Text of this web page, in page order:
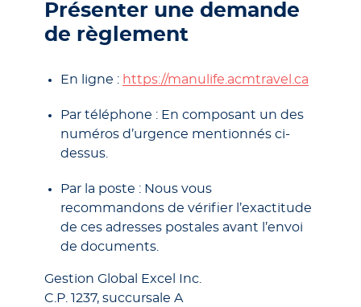
Présenter une demande
de règlement
En ligne : https://manulife.acmtravel.ca
Par téléphone : En composant un des
numéros d’urgence mentionnés ci-
dessus.
Par la poste : Nous vous
recommandons de vérifier l’exactitude
de ces adresses postales avant l’envoi
de documents.
Gestion Global Excel Inc.
C.P. 1237, succursale A